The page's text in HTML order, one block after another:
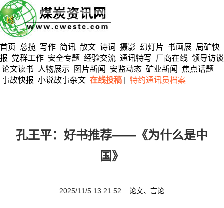
首页 总揽 写作 简讯 散文 诗词 摄影 幻灯片 书画展 局矿快
报 党群工作 安全专题 经验交流 通讯特写 厂商在线 领导访谈
论文读书
人物展示 图片新闻 安监动态 矿业新闻
焦点话题
事故快报 小说故事杂文 在线投稿 特约通讯员档案
孔王平：好书推荐——《为什么是中
国》
2025/11/5 13:21:52 论文、言论